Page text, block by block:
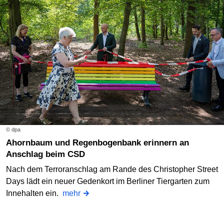
© dpa
Ahornbaum und Regenbogenbank erinnern an
Anschlag beim CSD
Nach dem Terroranschlag am Rande des Christopher Street
Days lädt ein neuer Gedenkort im Berliner Tiergarten zum
Innehalten ein. mehr